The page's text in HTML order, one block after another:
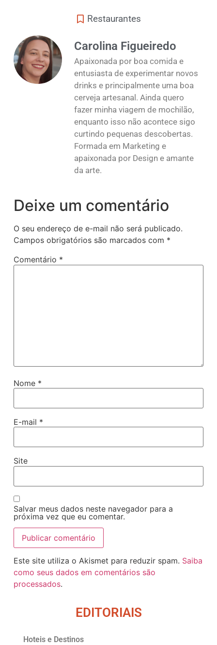
Restaurantes
Carolina Figueiredo
Apaixonada por boa comida e
entusiasta de experimentar novos
drinks e principalmente uma boa
cerveja artesanal. Ainda quero
fazer minha viagem de mochilão,
enquanto isso não acontece sigo
curtindo pequenas descobertas.
Formada em Marketing e
apaixonada por Design e amante
da arte.
Deixe um comentário
O seu endereço de e-mail não será publicado.
Campos obrigatórios são marcados com *
Comentário *
Nome *
E-mail *
Site
Salvar meus dados neste navegador para a
próxima vez que eu comentar.
Este site utiliza o Akismet para reduzir spam. Saiba
como seus dados em comentários são
processados.
EDITORIAIS
Hoteis e Destinos